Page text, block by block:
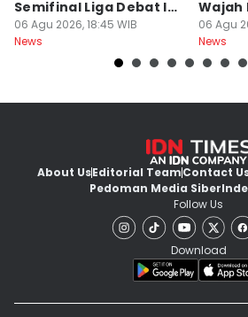
Semifinal Liga Debat IDN
Times 2026
06 Agu 2026, 18:45 WIB
News
Wajah
06 Agu
News
About UsEditorial TeamContact
Pedoman Media Siber
Follow Us
Download